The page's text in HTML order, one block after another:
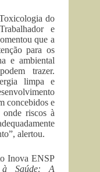
do
e
que a
para os
e ambiental
trazer.
limpa e
concebidos e
riscos à
alertou.
Inova ENSP
à Saúde: A